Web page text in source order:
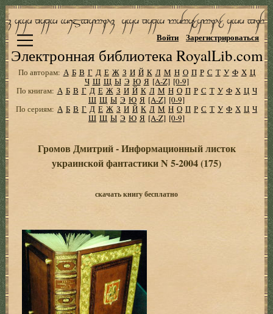
Электронная библиотека RoyalLib.com
Войти Зарегистрироваться
По авторам: А Б В Г Д Е Ж З И Й К Л М Н О П Р С Т У Ф Х Ц
Ч Ш Щ Ы Э Ю Я [A-Z] [0-9]
По книгам: А Б В Г Д Е Ж З И Й К Л М Н О П Р С Т У Ф Х Ц Ч
Ш Щ Ы Э Ю Я [A-Z] [0-9]
По сериям: А Б В Г Д Е Ж З И Й К Л М Н О П Р С Т У Ф Х Ц Ч
Ш Щ Ы Э Ю Я [A-Z] [0-9]
Громов Дмитрий - Информационный листок
украинской фантастики N 5-2004 (175)
скачать книгу бесплатно